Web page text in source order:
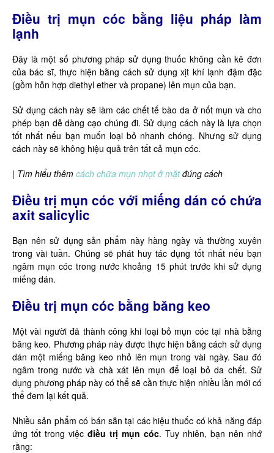
Điều trị mụn cóc bằng liệu pháp làm
lạnh
Đây là một số phương pháp sử dụng thuốc không cần kê đơn
của bác sĩ, thực hiện bằng cách sử dụng xịt khí lạnh đậm đặc
(gồm hỗn hợp diethyl ether và propane) lên mụn của bạn.
Sử dụng cách này sẽ làm các chết tế bào da ở nốt mụn và cho
phép bạn dễ dàng cạo chúng đi. Sử dụng cách này là lựa chọn
tốt nhất nếu bạn muốn loại bỏ nhanh chóng. Nhưng sử dụng
cách này sẽ không hiệu quả trên tất cả mụn cóc.
| Tìm hiểu thêm cách chữa mụn nhọt ở mặtđúng cách
Điều trị mụn cóc với miếng dán có chứa
axit salicylic
Bạn nên sử dụng sản phẩm này hàng ngày và thường xuyên
trong vài tuần. Chúng sẽ phát huy tác dụng tốt nhất nếu bạn
ngâm mụn cóc trong nước khoảng 15 phút trước khi sử dụng
miếng dán.
Điều trị mụn cóc bằng băng keo
Một vài người đã thành công khi loại bỏ mụn cóc tại nhà bằng
băng keo. Phương pháp này được thực hiện bằng cách sử dụng
dán một miếng băng keo nhỏ lên mụn trong vài ngày. Sau đó
ngâm trong nước và chà xát lên mụn để loại bỏ da chết. Sử
dụng phương pháp này có thể sẽ cần thực hiện nhiều lần mới có
thể đem lại kết quả.
Nhiều sản phẩm có bán sẵn tại các hiệu thuốc có khả năng đáp
ứng tốt trong việc điều trị mụn cóc. Tuy nhiên, bạn nên nhớ
rằng: